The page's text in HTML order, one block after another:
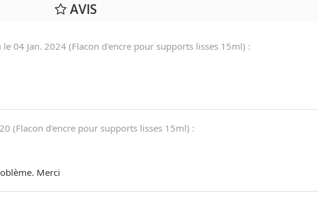
AVIS
le 04 Jan. 2024 (Flacon d'encre pour supports lisses 15ml) :
(Flacon d'encre pour supports lisses 15ml) :
Merci